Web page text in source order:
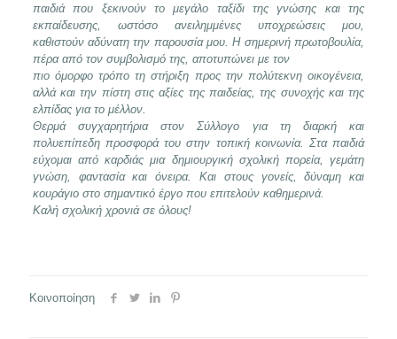
παιδιά που ξεκινούν το μεγάλο ταξίδι της γνώσης και της
εκπαίδευσης, ωστόσο ανειλημμένες υποχρεώσεις μου,
καθιστούν αδύνατη την παρουσία μου. Η σημερινή πρωτοβουλία,
πέρα από τον συμβολισμό της, αποτυπώνει με τον
πιο όμορφο τρόπο τη στήριξη προς την πολύτεκνη οικογένεια,
αλλά και την πίστη στις αξίες της παιδείας, της συνοχής και της
ελπίδας για το μέλλον.
Θερμά συγχαρητήρια στον Σύλλογο για τη διαρκή και
πολυεπίπεδη προσφορά του στην τοπική κοινωνία. Στα παιδιά
εύχομαι από καρδιάς μια δημιουργική σχολική πορεία, γεμάτη
γνώση, φαντασία και όνειρα. Και στους γονείς, δύναμη και
κουράγιο στο σημαντικό έργο που επιτελούν καθημερινά.
Καλή σχολική χρονιά σε όλους!
Κοινοποίηση